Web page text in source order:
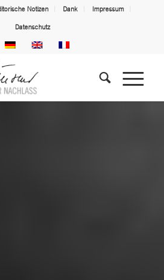
Notizen Dank Impressum
Datenschutz